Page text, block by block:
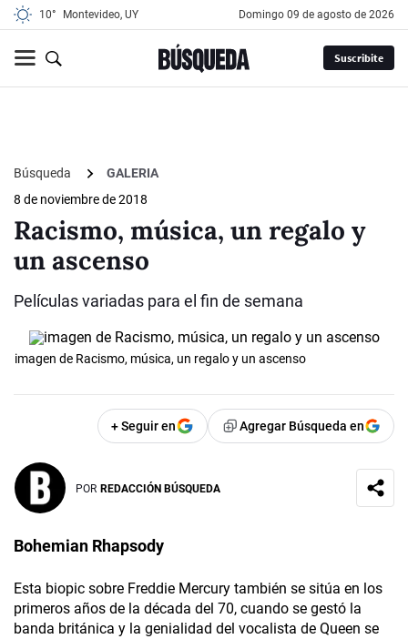
10° Montevideo, UY domingo 09 de agosto de 2026
Suscribite
Búsqueda
GALERIA
8 de noviembre de 2018
Racismo, música, un regalo y
un ascenso
Películas variadas para el fin de semana
imagen de Racismo, música, un regalo y un ascenso
+ Seguir en Agregar Búsqueda en
POR REDACCIÓN BÚSQUEDA
Bohemian Rhapsody
Esta biopic sobre Freddie Mercury también se sitúa en los
primeros años de la década del 70, cuando se gestó la
banda británica y la genialidad del vocalista de Queen se